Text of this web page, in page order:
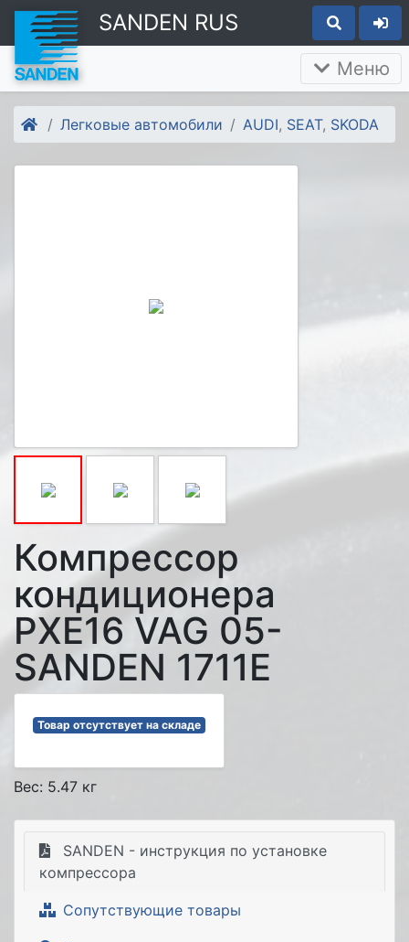
SANDEN RUS
Меню
Легковые автомобили AUDI, SEAT, SKODA
Компрессор
кондиционера
PXE16 VAG 05-
SANDEN 1711E
Товар отсутствует на складе
Вес: 5.47 кг
SANDEN - инструкция по установке
компрессора
Сопутствующие товары